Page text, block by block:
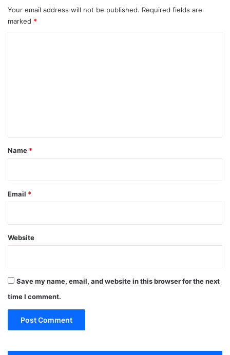
Your email address will not be published. Required fields are
marked *
*
Name *
Email *
Website
Save my name, email, and website in this browser for the next
time I comment.